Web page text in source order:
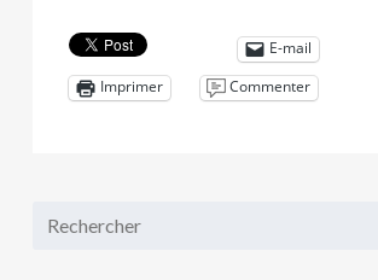
E-mail
Imprimer
Commenter